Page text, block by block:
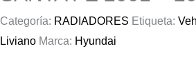
Categoría: RADIADORES Etiqueta:
Liviano Marca: Hyundai